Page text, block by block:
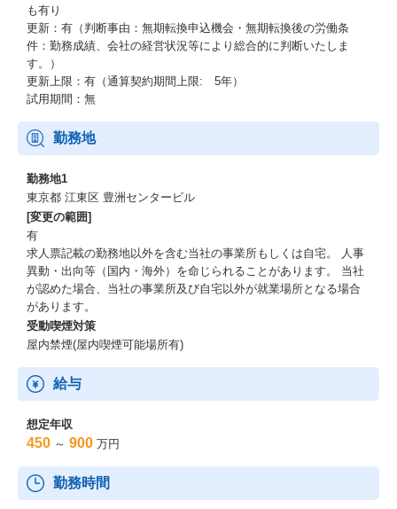
力を高めてゆく機会を得ることも可能です。
新しい技術を活用しビジネスポートフォリオ拡大にチャレンジす
る段階にありますので、ともにチャレンジしつつ、ワクワクしな
がら活動できます。
それぞれの社員が自分に合った働き方を選択し、自分に合ったキ
ャリアを歩み、自分に合ったスキルを身に着ける。
この会社にはそのような風土と環境が整っています。
【伸ばすことのできるスキル】
・顧客の業務要件を見抜く力（コンサルティング力）
・問題／課題解決を高める思考スキル
・様々な技術を組み合わせて要求事項を実現するアーキテクト力
・基盤に関する幅広い製品知識、技術動向、実装経験
・顧客折衝力
・十数名のビジネスパートナーを含めたサブチームをまとめるマ
ネジメントスキル
【その他】
【想定役職】
課長代理
一般
も有り
更新：有（判断事由：無期転換申込機会・無期転換後の労働条
件：勤務成績、会社の経営状況等により総合的に判断いたしま
す。）
更新上限：有（通算契約期間上限: 5年）
試用期間：無
勤務地
勤務地1
東京都 江東区 豊洲センタービル
[変更の範囲]
有
求人票記載の勤務地以外を含む当社の事業所もしくは自宅。 人事
異動・出向等（国内・海外）を命じられることがあります。 当社
が認めた場合、当社の事業所及び自宅以外が就業場所となる場合
があります。
受動喫煙対策
屋内禁煙(屋内喫煙可能場所有)
給与
想定年収
450 ～ 900 万円
勤務時間